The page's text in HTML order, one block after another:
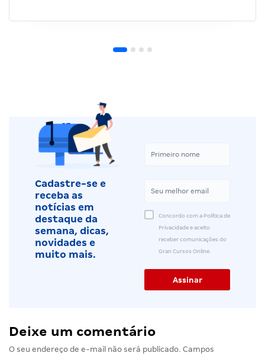
Cadastre-se e
receba as
notícias em
destaque da
semana, dicas,
novidades e
muito mais.
Concordo com a Política de
Privacidade e aceito
receber comunicações do
Gran Cursos Online.
Deixe um comentário
O seu endereço de e-mail não será publicado. Campos